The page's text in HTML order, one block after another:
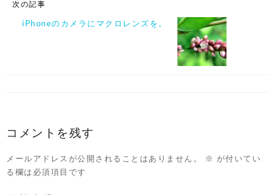
次の記事
iPhoneのカメラにマクロレンズを。
コメントを残す
メールアドレスが公開されることはありません。 ※
が付いてい
る欄は必須項目です